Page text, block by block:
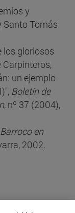
y
Santo Tomás
los gloriosos
Carpinteros,
un ejemplo
Boletín de
, nº 37 (2004),
en
2002.